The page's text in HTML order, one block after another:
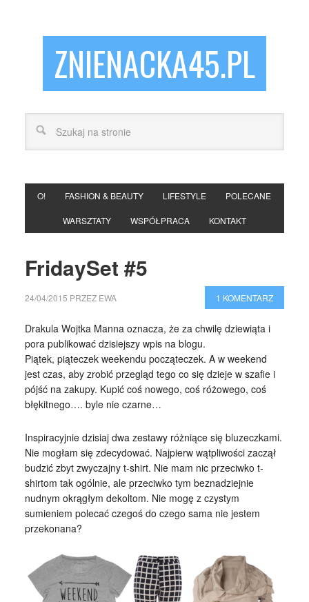
ZNIENACKA45.PL
O! FASHION & BEAUTY LIFESTYLE POLECANE
WARSZTATY WSPÓŁPRACA KONTAKT
FridaySet #5
24/04/2015 PRZEZ EWA 1 KOMENTARZ
Drakula Wojtka Manna oznacza, że za chwilę dziewiąta i
pora publikować dzisiejszy wpis na blogu.
Piątek, piąteczek weekendu począteczek. A w weekend
jest czas, aby zrobić przegląd tego co się dzieje w szafie i
pójść na zakupy. Kupić coś nowego, coś różowego, coś
błękitnego…. byle nie czarne…
Inspiracyjnie dzisiaj dwa zestawy różniące się bluzeczkami.
Nie mogłam się zdecydować. Najpierw wątpliwości zaczął
budzić zbyt zwyczajny t-shirt. Nie mam nic przeciwko t-
shirtom tak ogólnie, ale przeciwko tym beznadziejnie
nudnym okrągłym dekoltom. Nie mogę z czystym
sumieniem polecać czegoś do czego sama nie jestem
przekonana?